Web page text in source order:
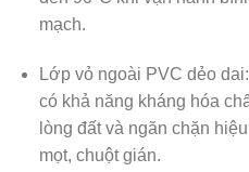
mạch.
Lớp vỏ ngoài PVC dẻo dai:
có khả năng kháng hóa
lòng đất và ngăn chặn
mọt, chuột gián.